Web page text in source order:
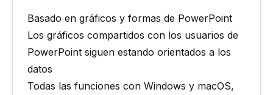
Basado en gráficos y formas de PowerPoint
Los gráficos compartidos con los usuarios de
PowerPoint siguen estando orientados a los
datos
Todas las funciones con Windows y macOS,